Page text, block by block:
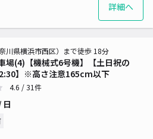
詳細へ
場(4)【機械式6号機】【土日祝の
】※高さ注意165cm以下
川県横浜市西区）まで徒歩 18分
4.6 / 31件
日